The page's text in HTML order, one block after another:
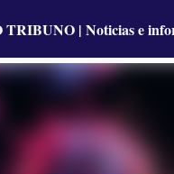
Ir al contenido principal
TRIBUNO | Noticias e